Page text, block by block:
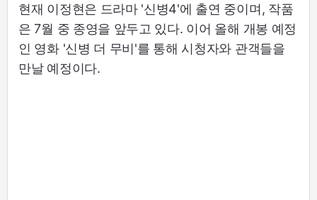
현재 이정현은 드라마 '신병4'에 출연 중이며, 작품
은 7월 중 종영을 앞두고 있다. 이어 올해 개봉 예정
인 영화 '신병 더 무비'를 통해 시청자와 관객들을
만날 예정이다.